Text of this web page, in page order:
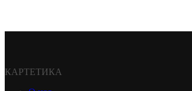
КАРТЕТИКА